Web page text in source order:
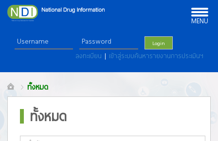
Toggle
navigation
MENU
Login
ลงทะเบียน | เข้าสู่ระบบค้นหารายงานการประเมินฯ
ทั้งหมด
ทั้งหมด